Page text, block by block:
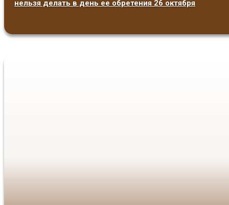
нельзя делать в день ее обретения 26 октября